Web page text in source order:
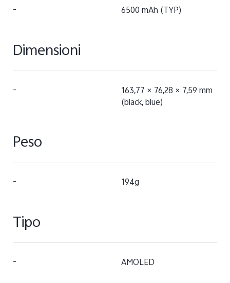
- 6500 mAh (TYP)
Dimensioni
-
163,77 × 76,28 × 7,59 mm
(black, blue)
Peso
- 194g
Tipo
- AMOLED